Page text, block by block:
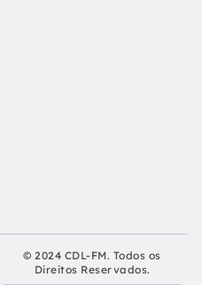
© 2024 CDL-FM. Todos os
Direitos Reservados.